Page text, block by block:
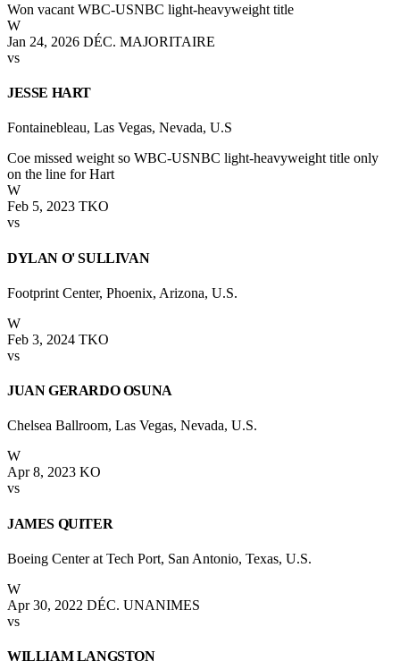
Won vacant WBC-USNBC light-heavyweight title
W
Jan 24, 2026 DÉC. MAJORITAIRE
vs
JESSE HART
Fontainebleau, Las Vegas, Nevada, U.S
Coe missed weight so WBC-USNBC light-heavyweight title only
on the line for Hart
W
Feb 5, 2023 TKO
vs
DYLAN O' SULLIVAN
Footprint Center, Phoenix, Arizona, U.S.
W
Feb 3, 2024 TKO
vs
JUAN GERARDO OSUNA
Chelsea Ballroom, Las Vegas, Nevada, U.S.
W
Apr 8, 2023 KO
vs
JAMES QUITER
Boeing Center at Tech Port, San Antonio, Texas, U.S.
W
Apr 30, 2022 DÉC. UNANIMES
vs
WILLIAM LANGSTON